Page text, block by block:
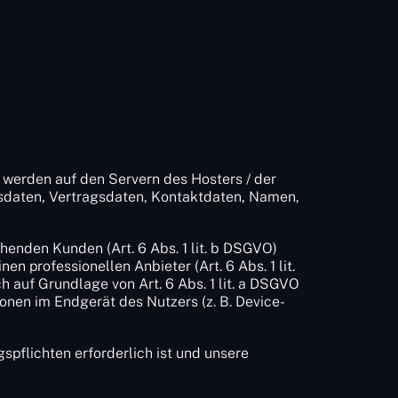
auf den Servern des Hosters / der
Vertragsdaten, Kontaktdaten, Namen,
Kunden (Art. 6 Abs. 1 lit. b DSGVO)
professionellen Anbieter (Art. 6 Abs. 1 lit.
Grundlage von Art. 6 Abs. 1 lit. a DSGVO
im Endgerät des Nutzers (z. B. Device-
erforderlich ist und unsere